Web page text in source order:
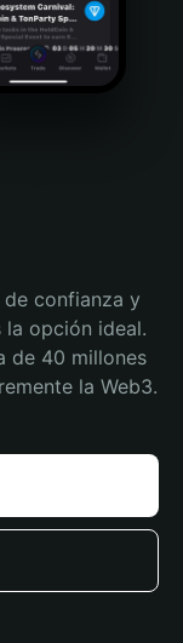
confianza y
la opción ideal.
de 40 millones
la Web3.